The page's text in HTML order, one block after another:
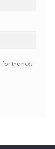
for the next